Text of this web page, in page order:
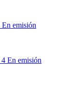
En emisión
4 En emisión